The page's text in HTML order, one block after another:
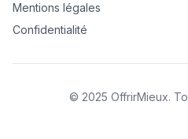
Mentions légales
Confidentialité
© 2025 OffrirMieux.